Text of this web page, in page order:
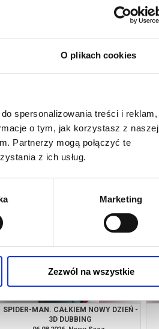
O plikach cookies
do spersonalizowania treści i reklam,
o tym, jak korzystasz z naszej
Partnerzy mogą połączyć te
z ich usług.
Marketing
Zezwól na wszystkie
VAIANA - DUBBING
kup bilet
SPIDER-MAN. CAŁKIEM NOWY DZIEŃ -
3D DUBBING